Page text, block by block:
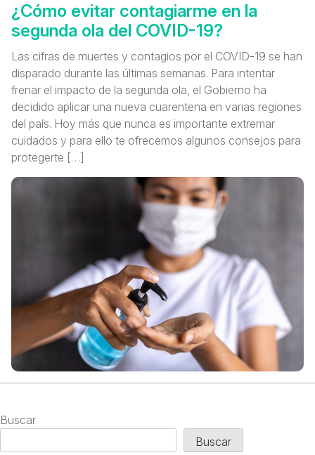
¿Cómo evitar contagiarme en la
segunda ola del COVID-19?
Las cifras de muertes y contagios por el COVID-19 se han
disparado durante las últimas semanas. Para intentar
frenar el impacto de la segunda ola, el Gobierno ha
decidido aplicar una nueva cuarentena en varias regiones
del país. Hoy más que nunca es importante extremar
cuidados y para ello te ofrecemos algunos consejos para
protegerte […]
Buscar
Buscar